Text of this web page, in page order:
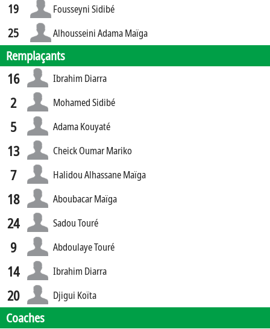
19 Fousseyni Sidibé
25 Alhousseini Adama Maïga
Remplaçants
16 Ibrahim Diarra
2 Mohamed Sidibé
5 Adama Kouyaté
13 Cheick Oumar Mariko
7 Halidou Alhassane Maïga
18 Aboubacar Maïga
24 Sadou Touré
9 Abdoulaye Touré
14 Ibrahim Diarra
20 Djigui Koïta
Coaches